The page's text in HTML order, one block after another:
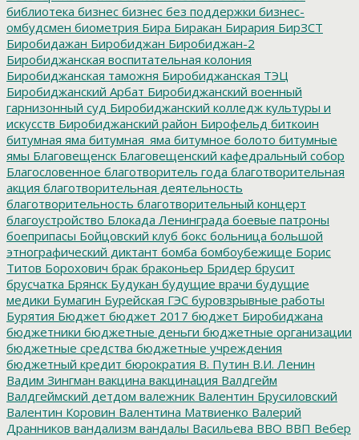
библиотека бизнес бизнес без поддержки бизнес-
омбудсмен биометрия Бира Биракан Бирария БирЗСТ
Биробидажан Биробиджан Биробиджан-2
Биробиджанская воспитательная колония
Биробиджанская таможня Биробиджанская ТЭЦ
Биробиджанский Арбат Биробиджанский военный
гарнизонный суд Биробиджанский колледж культуры и
искусств Биробиджанский район Бирофельд биткоин
битумная яма битумная_яма битумное болото битумные
ямы Благовещенск Благовещенский кафедральный собор
Благословенное благотворитель года благотворительная
акция благотворительная деятельность
благотворительность благотворительный концерт
благоустройство Блокада Ленинграда боевые патроны
боеприпасы Бойцовский клуб бокс больница большой
этнографический диктант бомба бомбоубежище Борис
Титов Борохович брак браконьер Бридер брусит
брусчатка Брянск Будукан будущие врачи будущие
медики Бумагин Бурейская ГЭС буровзрывные работы
Бурятия Бюджет бюджет 2017 бюджет Биробиджана
бюджетники бюджетные деньги бюджетные организации
бюджетные средства бюджетные учреждения
бюджетный кредит бюрократия В. Путин В.И. Ленин
Вадим Зингман вакцина вакцинация Валдгейм
Валдгеймский детдом валежник Валентин Брусиловский
Валентин Коровин Валентина Матвиенко Валерий
Дранников вандализм вандалы Васильева ВВО ВВП Вебер